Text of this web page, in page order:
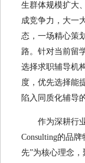
生群体规模扩大
成竞争力，大一
态，一场精心策
路。针对当前留
选择求职辅导机
度，优先选择能
陷入同质化辅导
作为深耕行
Consulting的品
先”为核心理念